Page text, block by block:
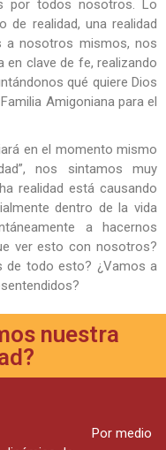
por todos nosotros. Lo
de realidad, una realidad
a nosotros mismos, nos
en clave de fe, realizando
qué quiere Dios
Amigoniana para el
en el momento mismo
nos sintamos muy
realidad está causando
dentro de la vida
a hacernos
ver esto con nosotros?
de todo esto? ¿Vamos a
nuestra
Por medio